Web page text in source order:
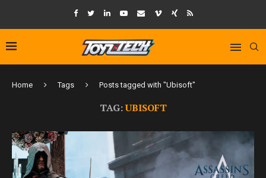
Home Tags Posts tagged with "Ubisoft"
TAG:UBISOFT